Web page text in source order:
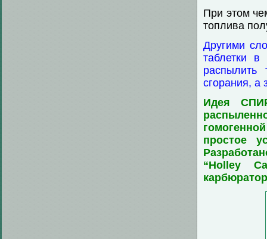
При этом
топлива
Другими
таблетки
сгорания, а
Идея
простое
“Holley